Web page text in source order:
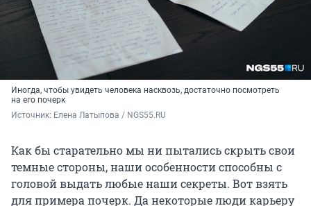
Иногда, чтобы увидеть человека насквозь, достаточно посмотреть
на его почерк
Источник: Елена Латыпова / NGS55.RU
Как бы старательно мы ни пытались скрыть свои
темные стороны, наши особенности способны с
головой выдать любые наши секреты. Вот взять
для примера почерк. Да некоторые люди карьеру